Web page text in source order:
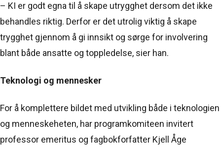
– KI er godt egna til å skape utrygghet dersom det ikke
behandles riktig. Derfor er det utrolig viktig å skape
trygghet gjennom å gi innsikt og sørge for involvering
blant både ansatte og toppledelse, sier han.
Teknologi og mennesker
For å komplettere bildet med utvikling både i teknologien
og menneskeheten, har programkomiteen invitert
professor emeritus og fagbokforfatter Kjell Åge